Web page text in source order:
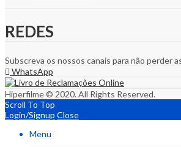
REDES
Subscreva os nossos canais para não perder
WhatsApp
Hiperfilme © 2020. All Rights Reserved.
Scroll To Top
Login/Signup Close
Menu